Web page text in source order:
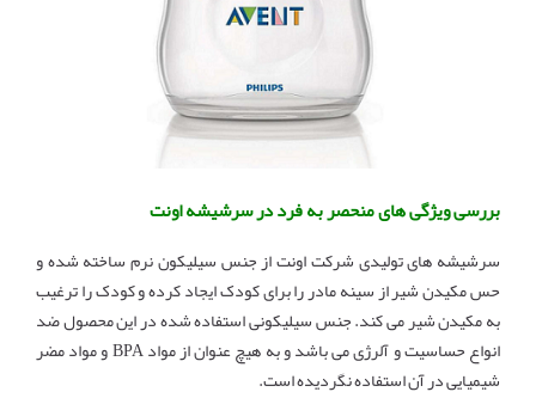
بررسی ویژگی های منحصر به فرد در سرشیشه اونت
سرشیشه های تولیدی شرکت اونت از جنس سیلیکون نرم ساخته شده و
حس مکیدن شیر از سینه مادر را برای کودک ایجاد کرده و کودک را ترغیب
به مکیدن شیر می کند. جنس سیلیکونی استفاده شده در این محصول ضد
انواع حساسیت و آلرژی می باشد و به هیچ عنوان از مواد BPA و مواد مضر
شیمیایی در آن استفاده نگردیده است.